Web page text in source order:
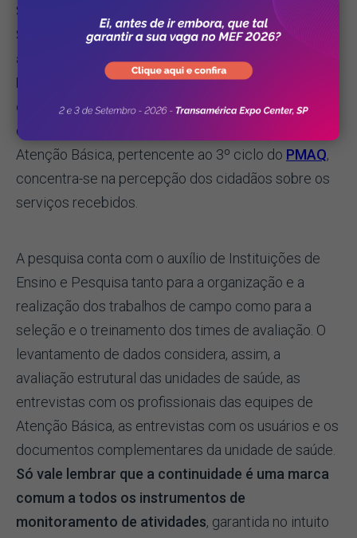
Segundo documento explicativo do Ministério da
Saúde,
os inúmeros questionários de avaliação
aplicados aos usuários dos serviços de Atenção
Básica guardam similaridade com a autoavaliação
citada no tópico anterior.Entretanto, a coleta dos
dados para a avaliação externa das equipes de
Atenção Básica, pertencente ao 3º ciclo do PMAQ,
concentra-se na percepção dos cidadãos sobre os
serviços recebidos.
A pesquisa conta com o auxílio de Instituições de
Ensino e Pesquisa tanto para a organização e a
realização dos trabalhos de campo como para a
seleção e o treinamento dos times de avaliação. O
levantamento de dados considera, assim, a
avaliação estrutural das unidades de saúde, as
entrevistas com os profissionais das equipes de
Atenção Básica, as entrevistas com os usuários e os
documentos complementares da unidade de saúde.
Só vale lembrar que a continuidade é uma marca
comum a todos os instrumentos de
monitoramento de atividades, garantida no intuito